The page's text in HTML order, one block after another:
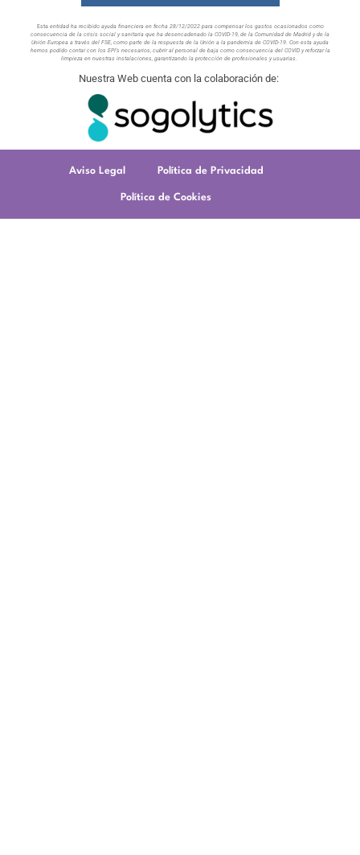
Estaentidad ha recibido ayuda financiera en fecha 28/12/2022 para compensar los gastos ocasionados como
consecuencia de la crisis social y sanitaria que ha desencadenado la COVID-19, de la Comunidad de Madrid y de la
Unión Europea a través del FSE, como parte de la respuesta de la Unión a la pandemia de COVID-19. Con esta ayuda
hemos podido contar con los EPI’s necesarios, cubrir al personal de baja como consecuencia del COVID y reforzar la
limpieza en nuestras instalaciones, garantizando la protección de profesionales y usuarias.
Nuestra Web cuenta con la colaboración de:
Aviso Legal Política de Privacidad
Política de Cookies